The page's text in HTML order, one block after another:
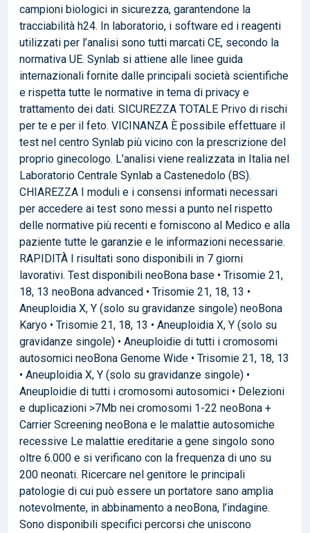
campioni biologici in sicurezza, garantendone la
tracciabilità h24. In laboratorio, i software ed i reagenti
utilizzati per l’analisi sono tutti marcati CE, secondo la
normativa UE. Synlab si attiene alle linee guida
internazionali fornite dalle principali società scientifiche
e rispetta tutte le normative in tema di privacy e
trattamento dei dati. SICUREZZA TOTALE Privo di rischi
per te e per il feto. VICINANZA È possibile effettuare il
test nel centro Synlab più vicino con la prescrizione del
proprio ginecologo. L’analisi viene realizzata in Italia nel
Laboratorio Centrale Synlab a Castenedolo (BS).
CHIAREZZA I moduli e i consensi informati necessari
per accedere ai test sono messi a punto nel rispetto
delle normative più recenti e forniscono al Medico e alla
paziente tutte le garanzie e le informazioni necessarie.
RAPIDITÀ I risultati sono disponibili in 7 giorni
lavorativi. Test disponibili neoBona base • Trisomie 21,
18, 13 neoBona advanced • Trisomie 21, 18, 13 •
Aneuploidia X, Y (solo su gravidanze singole) neoBona
Karyo • Trisomie 21, 18, 13 • Aneuploidia X, Y (solo su
gravidanze singole) • Aneuploidie di tutti i cromosomi
autosomici neoBona Genome Wide • Trisomie 21, 18, 13
• Aneuploidia X, Y (solo su gravidanze singole) •
Aneuploidie di tutti i cromosomi autosomici • Delezioni
e duplicazioni >7Mb nei cromosomi 1-22 neoBona +
Carrier Screening neoBona e le malattie autosomiche
recessive Le malattie ereditarie a gene singolo sono
oltre 6.000 e si verificano con la frequenza di uno su
200 neonati. Ricercare nel genitore le principali
patologie di cui può essere un portatore sano amplia
notevolmente, in abbinamento a neoBona, l’indagine.
Sono disponibili specifici percorsi che uniscono